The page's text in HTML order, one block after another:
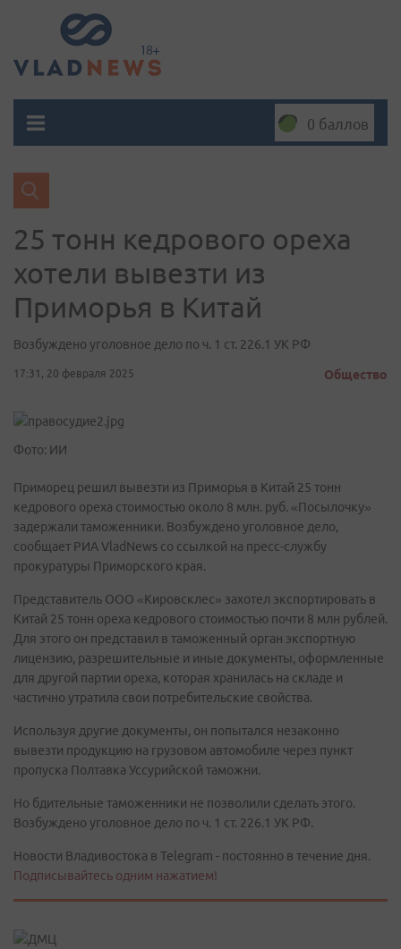
0 баллов
25 тонн кедрового ореха
хотели вывезти из
Приморья в Китай
Возбуждено уголовное дело по ч. 1 ст. 226.1 УК РФ
17:31, 20 февраля 2025 Общество
Фото: ИИ
Приморец решил вывезти из Приморья в Китай 25 тонн
кедрового ореха стоимостью около 8 млн. руб. «Посылочку»
задержали таможенники. Возбуждено уголовное дело,
сообщает РИА VladNews со ссылкой на пресс-службу
прокуратуры Приморского края.
Представитель ООО «Кировсклес» захотел экспортировать в
Китай 25 тонн ореха кедрового стоимостью почти 8 млн рублей.
Для этого он представил в таможенный орган экспортную
лицензию, разрешительные и иные документы, оформленные
для другой партии ореха, которая хранилась на складе и
частично утратила свои потребительские свойства.
Используя другие документы, он попытался незаконно
вывезти продукцию на грузовом автомобиле через пункт
пропуска Полтавка Уссурийской таможни.
Но бдительные таможенники не позволили сделать этого.
Возбуждено уголовное дело по ч. 1 ст. 226.1 УК РФ.
Новости Владивостока в Telegram - постоянно в течение дня.
Подписывайтесь одним нажатием!